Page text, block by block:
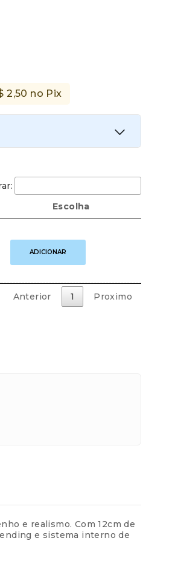
2,50 no Pix
Escolha
Artificial
Borá
12cm
ADICIONAR
Anterior 1 Proximo
e realismo. Com 12cm de
e sistema interno de